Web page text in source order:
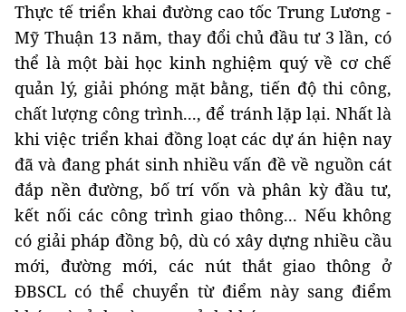
Thực tế triển khai đường cao tốc Trung Lương -
Mỹ Thuận 13 năm, thay đổi chủ đầu tư 3 lần, có
thể là một bài học kinh nghiệm quý về cơ chế
quản lý, giải phóng mặt bằng, tiến độ thi công,
chất lượng công trình..., để tránh lặp lại. Nhất là
khi việc triển khai đồng loạt các dự án hiện nay
đã và đang phát sinh nhiều vấn đề về nguồn cát
đắp nền đường, bố trí vốn và phân kỳ đầu tư,
kết nối các công trình giao thông... Nếu không
có giải pháp đồng bộ, dù có xây dựng nhiều cầu
mới, đường mới, các nút thắt giao thông ở
ĐBSCL có thể chuyển từ điểm này sang điểm